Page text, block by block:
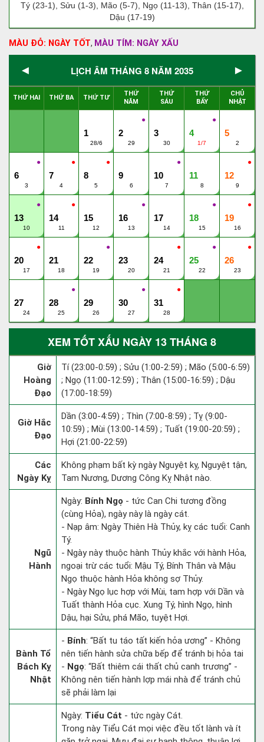
Tý (23-1), Sửu (1-3), Mão (5-7), Ngọ (11-13), Thân (15-17),
Dậu (17-19)
MÀU ĐỎ: NGÀY TỐT, MÀU TÍM: NGÀY XẤU
◄ LỊCH ÂM THÁNG 8 NĂM 2035 ►
THỨ HAI THỨ BA THỨ TƯ
THỨ
NĂM
THỨ
SÁU
THỨ
BẨY
CHỦ
NHẬT
1
28/6
●
2
29
3
30
●
4
1/7
5
2
●
6
3
●
7
4
●
8
5
9
6
●
10
7
11
8
●
12
9
●
13
10
●
14
11
15
12
●
16
13
17
14
●
18
15
●
19
16
●
20
17
21
18
●
22
19
23
20
●
24
21
●
25
22
●
26
23
27
24
●
28
25
29
26
●
30
27
●
31
28
XEM TỐT XẤU NGÀY 13 THÁNG 8
Giờ
Hoàng
Đạo
Tí (23:00-0:59) ; Sửu (1:00-2:59) ; Mão (5:00-6:59)
; Ngọ (11:00-12:59) ; Thân (15:00-16:59) ; Dậu
(17:00-18:59)
Giờ Hắc
Đạo
Dần (3:00-4:59) ; Thìn (7:00-8:59) ; Tỵ (9:00-
10:59) ; Mùi (13:00-14:59) ; Tuất (19:00-20:59) ;
Hợi (21:00-22:59)
Các
Ngày Kỵ
Không phạm bất kỳ ngày Nguyệt kỵ, Nguyệt tận,
Tam Nương, Dương Công Kỵ Nhật nào.
Ngũ
Hành
Ngày: Bính Ngọ - tức Can Chi tương đồng
(cùng Hỏa), ngày này là ngày cát.
- Nạp âm: Ngày Thiên Hà Thủy, kỵ các tuổi: Canh
Tý.
- Ngày này thuộc hành Thủy khắc với hành Hỏa,
ngoại trừ các tuổi: Mậu Tý, Bính Thân và Mậu
Ngọ thuộc hành Hỏa không sợ Thủy.
- Ngày Ngọ lục hợp với Mùi, tam hợp với Dần và
Tuất thành Hỏa cục. Xung Tý, hình Ngọ, hình
Dậu, hại Sửu, phá Mão, tuyệt Hợi.
Bành Tổ
Bách Kỵ
Nhật
- Bính: “Bất tu táo tất kiến hỏa ương” - Không
nên tiến hành sửa chữa bếp để tránh bị hỏa tai
- Ngọ: “Bất thiêm cái thất chủ canh trương” -
Không nên tiến hành lợp mái nhà để tránh chủ
sẽ phải làm lại
Ngày: Tiểu Cát - tức ngày Cát.
Trong này Tiểu Cát mọi việc đều tốt lành và ít